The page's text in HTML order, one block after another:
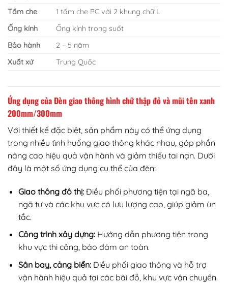
Tấm che
1 tấm che PC với 2 khung chữ L
Ống kính
Ống kính trong suốt
Bảo hành
2 – 5 năm
Xuất xứ
Trung Quốc
Ứng dụng của Đèn giao thông hình chữ thập đỏ và mũi tên xanh
200mm/300mm
Với thiết kế đặc biệt, sản phẩm này có thể ứng dụng
trong nhiều tình huống giao thông khác nhau, góp phần
nâng cao hiệu quả vận hành và giảm thiểu tai nạn. Dưới
đây là một số ứng dụng cụ thể của đèn:
Giao thông đô thị:Điều phối phương tiện tại ngã ba,
ngã tư và các khu vực có lưu lượng cao, giúp giảm ùn
tắc.
Công trình xây dựng:Hướng dẫn phương tiện trong
khu vực thi công, bảo đảm an toàn.
Sân bay, cảng biển:Điều phối giao thông và hỗ trợ
vận hành hiệu quả tại các bãi đỗ, khu vực vận chuyển.